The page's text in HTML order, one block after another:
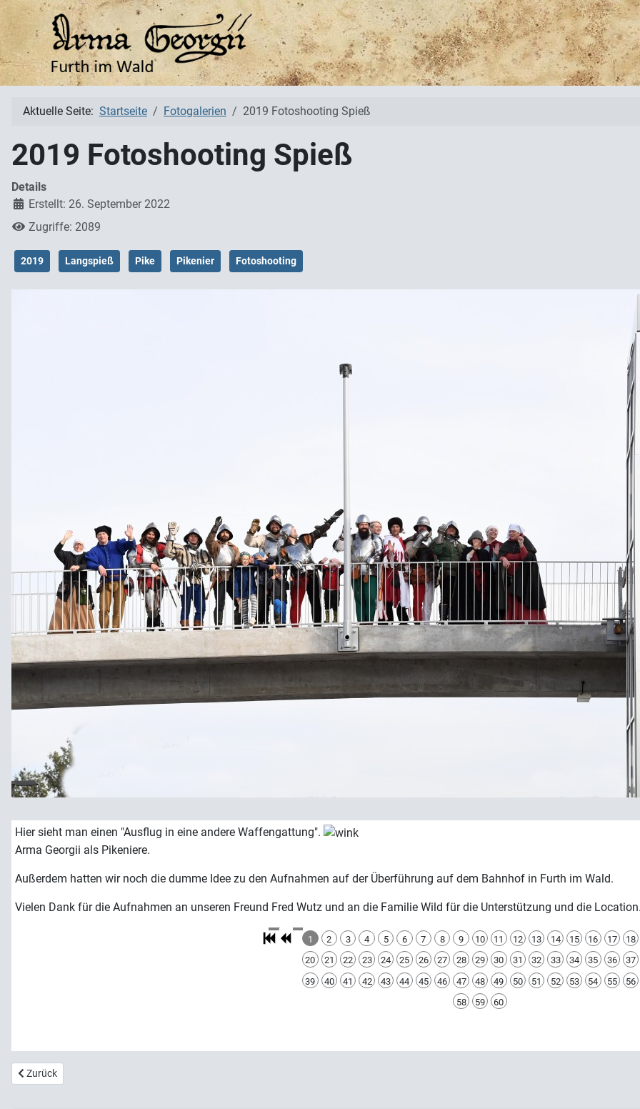
Aktuelle Seite: Startseite Fotogalerien 2019 Fotoshooting Spieß
2019 Fotoshooting Spieß
Details
Erstellt: 26. September 2022
Zugriffe: 2089
2019 Langspieß Pike Pikenier Fotoshooting
Hier sieht man einen "Ausflug in eine andere Waffengattung".
Arma Georgii als Pikeniere.
Außerdem hatten wir noch die dumme Idee zu den Aufnahmen auf der Überführung auf dem Bahnhof in Furth im Wald.
Vielen Dank für die Aufnahmen an unseren Freund Fred Wutz und an die Familie Wild für die Unterstützung und die Location.
1 2 3 4 5 6 7 8 9 10 11 12 13 14 15 16 17 18
20
21 22 23 24 25 26 27 28 29 30 31 32 33 34 35 36 37
39
40 41 42 43 44 45 46 47 48 49 50 51 52 53 54 55 56
58
59 60
Vorheriger Beitrag: 2019 Projekt MarchAlp
Zurück